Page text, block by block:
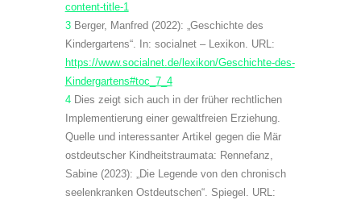
content-title-1
3Berger, Manfred (2022): „Geschichte des
Kindergartens“. In: socialnet – Lexikon. URL:
https://www.socialnet.de/lexikon/Geschichte-des-
Kindergartens#toc_7_4
4Dies zeigt sich auch in der früher rechtlichen
Implementierung einer gewaltfreien Erziehung.
Quelle und interessanter Artikel gegen die Mär
ostdeutscher Kindheitstraumata: Rennefanz,
Sabine (2023): „Die Legende von den chronisch
seelenkranken Ostdeutschen“. Spiegel. URL: